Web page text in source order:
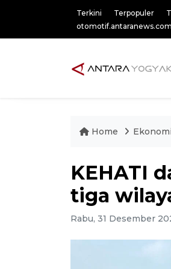
Terkini Terpopuler
otomotif.antaranews.com
Home Ekonomi
KEHATI
tiga
Rabu, 31 Desember